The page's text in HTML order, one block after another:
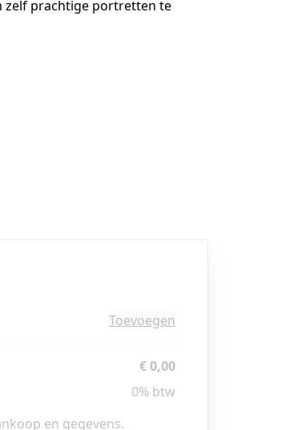
zelf prachtige portretten te
Toevoegen
€ 0,00
0% btw
en gegevens.